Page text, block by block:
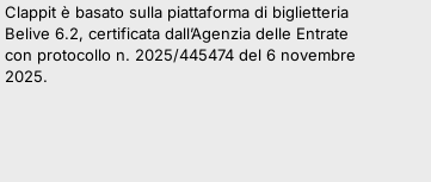
Clappit è basato sulla piattaforma di biglietteria
Belive 6.2, certificata dall’Agenzia delle Entrate
con protocollo n. 2025/445474 del 6 novembre
2025.